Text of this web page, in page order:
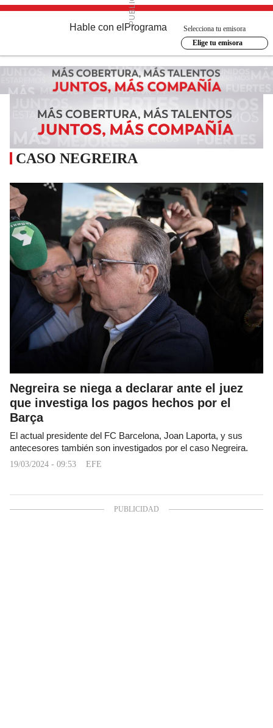
Hable con el Programa
Selecciona tu emisora
Elige tu emisora
CASO NEGREIRA
Negreira se niega a declarar ante el juez
que investiga los pagos hechos por el
Barça
El actual presidente del FC Barcelona, Joan Laporta, y sus
antecesores también son investigados por el caso Negreira.
19/03/2024 - 09:53 EFE